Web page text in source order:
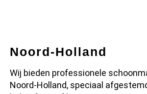
Noord-Holland
Wij bieden professionele
Noord-Holland, speciaal